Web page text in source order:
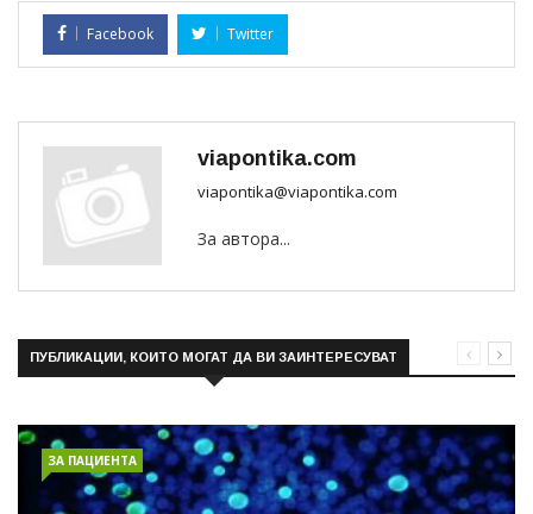
Facebook Twitter
viapontika.com
viapontika@viapontika.com
За автора...
ПУБЛИКАЦИИ, КОИТО МОГАТ ДА ВИ ЗАИНТЕРЕСУВАТ
ЗА ПАЦИЕНТА